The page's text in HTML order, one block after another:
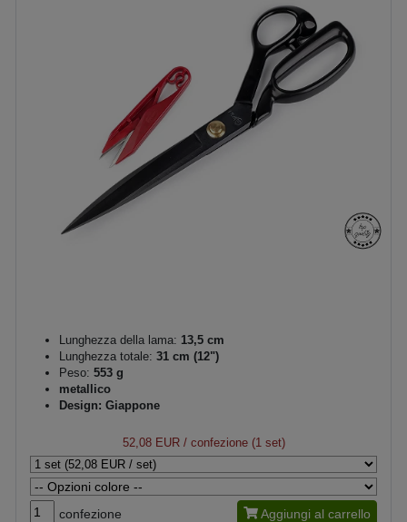
Lunghezza della lama: 13,5 cm
Lunghezza totale: 31 cm (12")
Peso: 553 g
metallico
Design: Giappone
52,08 EUR/ confezione (1 set)
confezione Aggiungi al carrello